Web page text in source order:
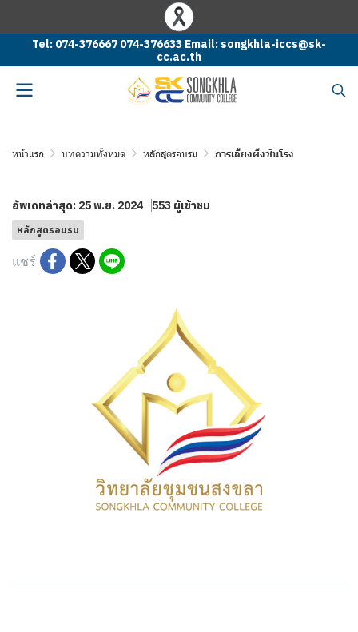
Tel: 074-376667 074-376633 Email: songkhla-iccs@sk-
cc.ac.th
หน้าแรก บทความทั้งหมด หลักสูตรอบรม การเลี้ยงผึ้งชันโรง
อัพเดทล่าสุด: 25 พ.ย. 2024 553 ผู้เข้าชม
หลักสูตรอบรม
แชร์